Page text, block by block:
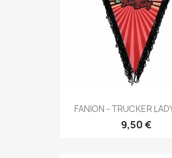
FANION - TRUCKER
9,50 €